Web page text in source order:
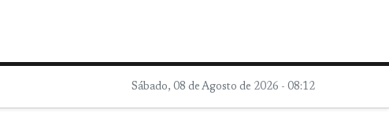
Sábado, 08 de Agosto de 2026 - 08:12